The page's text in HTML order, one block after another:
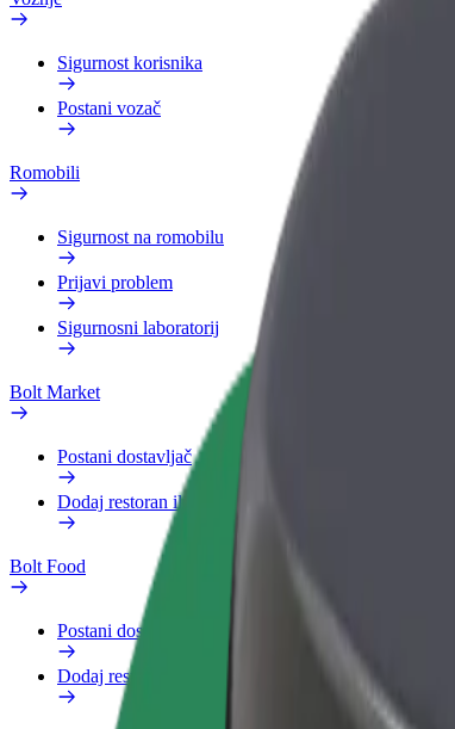
Sigurnost korisnika
Postani vozač
Romobili
Sigurnost na romobilu
Prijavi problem
Sigurnosni laboratorij
Bolt Market
Postani dostavljač
Dodaj restoran ili trgovinu
Bolt Food
Postani dostavljač
Dodaj restoran ili trgovinu